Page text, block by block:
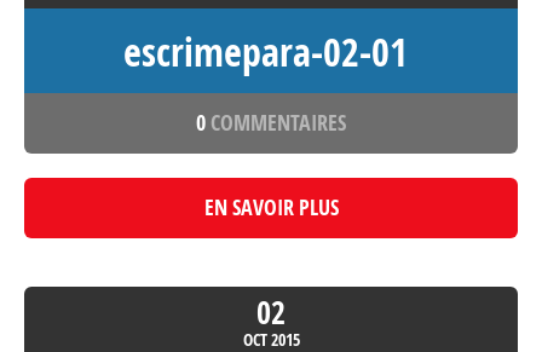
escrimepara-02-01
0 COMMENTAIRES
EN SAVOIR PLUS
02
OCT2015